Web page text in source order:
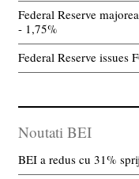
Federal Reserve
- 1,75%
Federal Reserve issues
Noutati BEI
BEI a redus cu 31%